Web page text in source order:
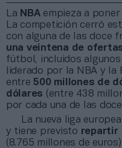
La NBA empieza a
La competición cerró
con alguna de las doce
una veintena de
fútbol, incluidos
liderado por la NBA y
entre 500 millones de
dólares (entre 438
por cada una de las
La nueva liga
y tiene previsto repartir
(8.765 millones de